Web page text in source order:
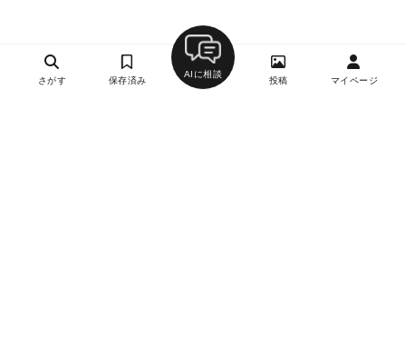
さがす 保存済み
AIに相談
投稿 マイページ